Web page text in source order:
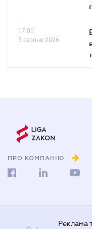
17.00
5 серпня 2026
ПРО КОМПАНІЮ
Реклама